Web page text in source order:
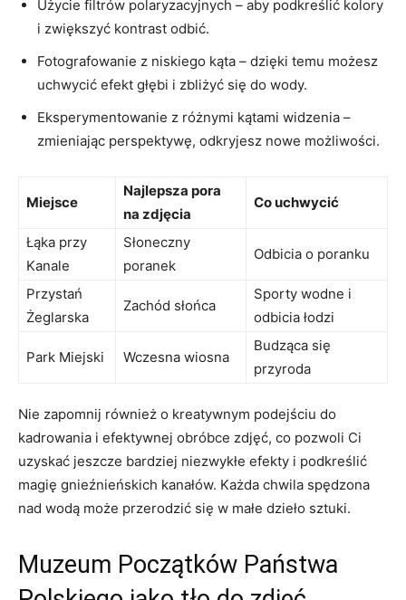
Użycie filtrów polaryzacyjnych ⁣– aby podkreślić kolory⁤
i zwiększyć kontrast odbić.
Fotografowanie​ z niskiego kąta – dzięki temu możesz
uchwycić efekt głębi ‌i zbliżyć się ‍do ​wody.
Eksperymentowanie ⁢z różnymi kątami widzenia –
zmieniając perspektywę, odkryjesz ‌nowe możliwości.
Miejsce
Najlepsza pora
na zdjęcia
Co uchwycić
Łąka przy
Kanale
Słoneczny
poranek
Odbicia o poranku
Przystań
Żeglarska
Zachód słońca
Sporty wodne i
odbicia łodzi
Park Miejski Wczesna wiosna
Budząca się
przyroda
Nie zapomnij również o kreatywnym podejściu do
kadrowania i efektywnej obróbce zdjęć, co pozwoli Ci
uzyskać jeszcze bardziej niezwykłe efekty i⁣ podkreślić
magię gnieźnieńskich kanałów. Każda ⁤chwila spędzona
nad wodą może przerodzić​ się w małe dzieło sztuki.
Muzeum⁢ Początków Państwa